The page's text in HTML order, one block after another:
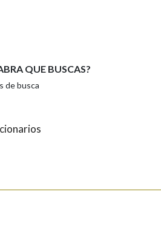
na imaxe:
QUE BUSCAS?
de busca